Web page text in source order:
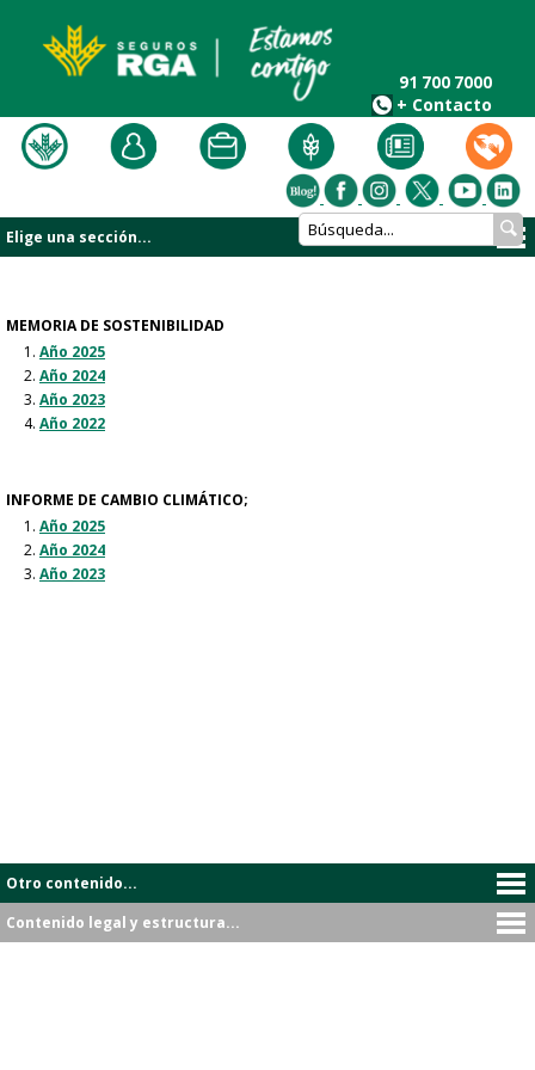
91 700 7000
+ Contacto
Elige una sección...
MEMORIA DE SOSTENIBILIDAD
​Año 2025
Año 2024
Año 2023
Año 2022​
INFORME DE CAMBIO CLIMÁTICO​;
Año 2025
Año 2024
Año 2023
Otro contenido...
Contenido legal y estructura...